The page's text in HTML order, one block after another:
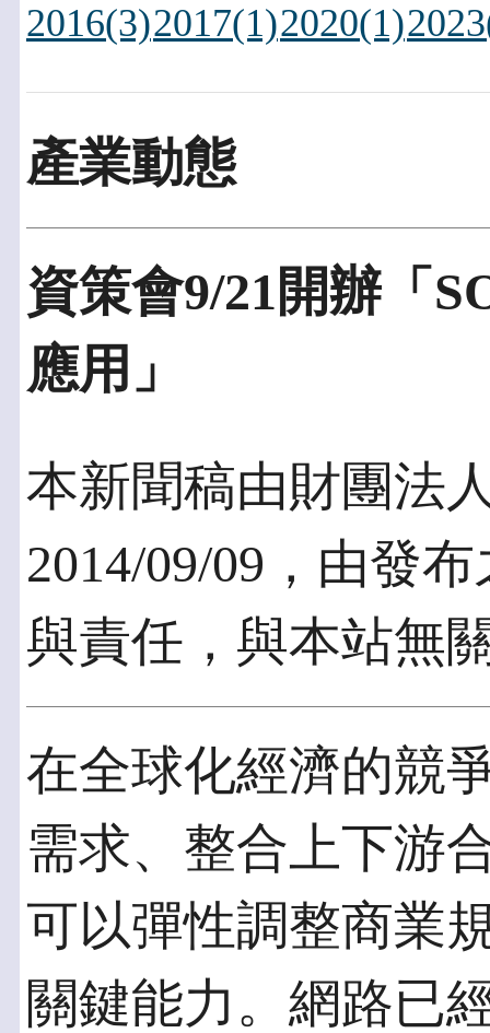
2016(3)2017(1)2020(1)
產業動態
資策會9/21開辦「
應用」
本新聞稿由財團法
2014/09/09，由發
與責任，與本站無
在全球化經濟的競
需求、整合上下游
可以彈性調整商業
關鍵能力。網路已